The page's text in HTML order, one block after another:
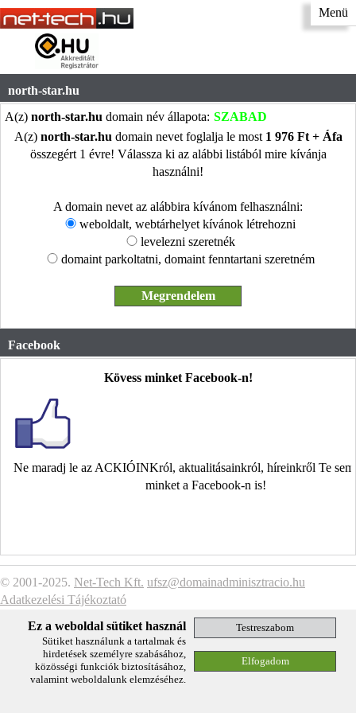
Menü
north-star.hu
A(z) north-star.hu domain név állapota: SZABAD
A(z) north-star.hu domain nevet foglalja le most 1 976 Ft + Áfa
összegért 1 évre! Válassza ki az alábbi listából mire kívánja
használni!
A domain nevet az alábbira kívánom felhasználni:
weboldalt, webtárhelyet kívánok létrehozni
levelezni szeretnék
domaint parkoltatni, domaint fenntartani szeretném
Facebook
Kövess minket Facebook-n!
Ne maradj le az ACKIÓINKról, aktualitásainkról, híreinkről Te
minket a Facebook-n is!
© 2001-2025. Net-Tech Kft. ufsz@domainadminisztracio.hu
Adatkezelési Tájékoztató
Ez a weboldal sütiket használ
Sütiket használunk a tartalmak és
hirdetések személyre szabásához,
közösségi funkciók biztosításához,
valamint weboldalunk elemzéséhez.